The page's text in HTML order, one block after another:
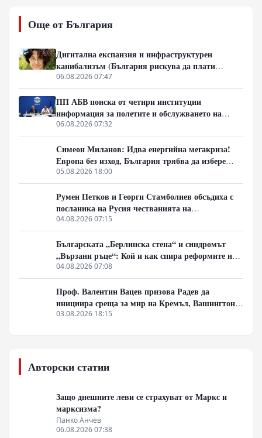
обществото“ – фазата, в която доверието към стария
модел вече е разрушено, но новият все още не се е
кризата на либералния модел, смяната на елитите,
историческите паралели с България, Франция, Русия
и Германия, както и за причините обществата
за поредните партийни битки, а за процесите, които
подготвят следващия политически цикъл.
Още от България
Дигитална експанзия и инфраструктурен
канибализъм (България рискува да плати
дигиталната трансформация на Европа с
екологична катастрофа!)
06.08.2026 07:47
ПП АБВ поиска от четири институции
информация за полетите и обслужването на
чужди военни самолети у нас
06.08.2026 07:32
Симеон Миланов: Идва енергийна мегакриза!
Европа без изход, България трябва да избере
сама пътя си
05.08.2026 18:00
Румен Петков и Георги Стамболиев обсъдиха с
посланика на Русия честванията на
Шипченската епопея и осъдиха медийните лъжи
за събитията в храм „Св. Неделя“
04.08.2026 07:15
Българската „Берлинска стена“ и синдромът
„Вързани ръце“: Кой и как спира реформите на
генерал Румен Радев?
04.08.2026 07:08
Проф. Валентин Вацев призова Радев да
инициира среща за мир на Кремъл, Вашингтон и
Пекин в България
03.08.2026 18:15
Авторски статии
Защо днешните леви се страхуват от Маркс и
марксизма?
Панко Анчев
06.08.2026 07:38